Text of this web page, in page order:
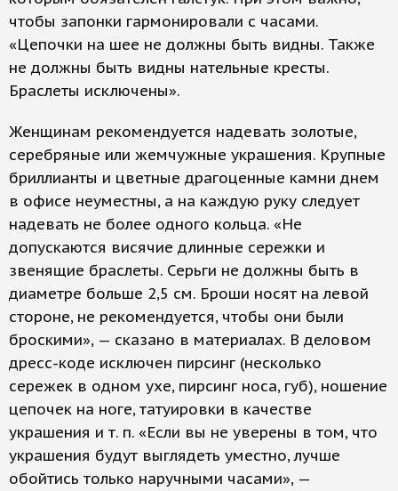
чтобы запонки гармонировали с часами.
«Цепочки на шее не должны быть видны. Также
не должны быть видны нательные кресты.
Браслеты исключены».
Женщинам рекомендуется надевать золотые,
серебряные или жемчужные украшения. Крупные
бриллианты и цветные драгоценные камни днем
в офисе неуместны, а на каждую руку следует
надевать не более одного кольца. «Не
допускаются висячие длинные сережки и
звенящие браслеты. Серьги не должны быть в
диаметре больше 2,5 см. Броши носят на левой
стороне, не рекомендуется, чтобы они были
броскими», — сказано в материалах. В деловом
дресс-коде исключен пирсинг (несколько
сережек в одном ухе, пирсинг носа, губ), ношение
цепочек на ноге, татуировки в качестве
украшения и т. п. «Если вы не уверены в том, что
украшения будут выглядеть уместно, лучше
обойтись только наручными часами», —